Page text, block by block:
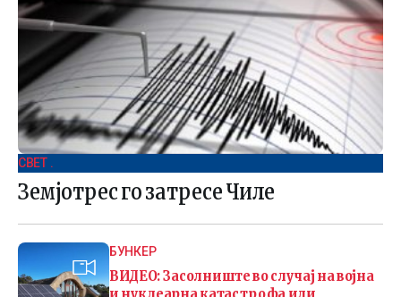
СВЕТ .
Земјотрес го затресе Чиле
БУНКЕР
ВИДЕО: Засолниште во случај на војна
и нуклеарна катастрофа или